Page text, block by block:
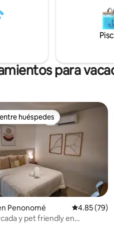
microondas, olla
sartén eléctrica, licuadora y
de trabajo disponible. *
para
de 5, 66 reseñas
huéspedes
huéspedes
Penonomé Calificación
4.85 (79)
y pet friendly en